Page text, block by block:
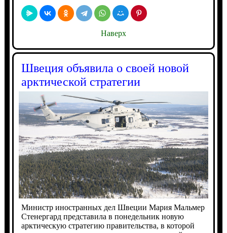
Наверх
Швеция объявила о своей новой
арктической стратегии
Министр иностранных дел Швеции Мария Мальмер
Стенергард представила в понедельник новую
арктическую стратегию правительства, в которой